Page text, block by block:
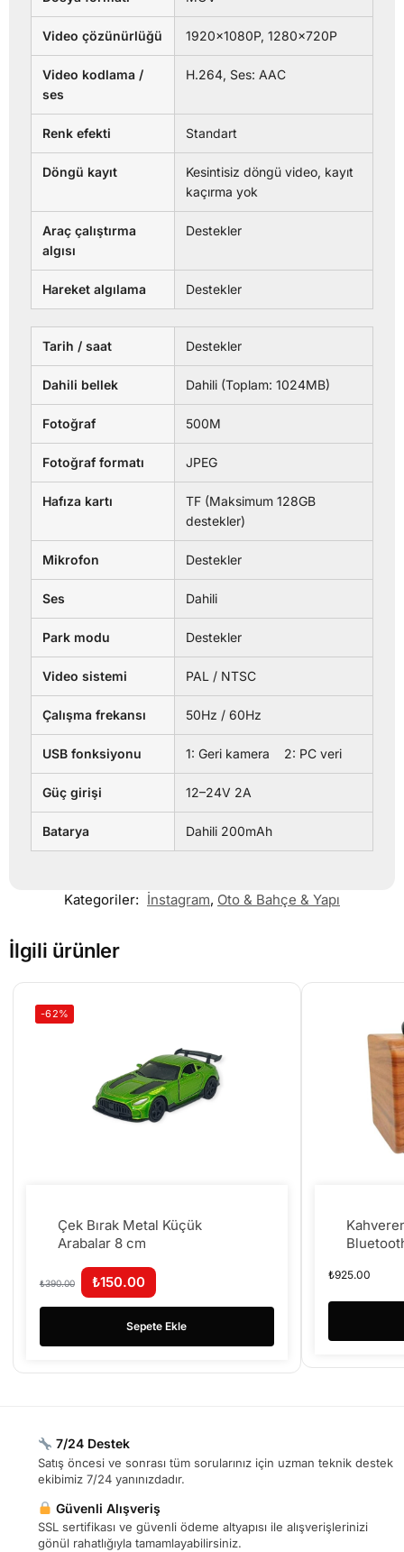
Video çözünürlüğü 1920×1080P, 1280×720P
Video kodlama /
ses
H.264, Ses: AAC
Renk efekti Standart
Döngü kayıt
Kesintisiz döngü video, kayıt
kaçırma yok
Araç çalıştırma
algısı
Destekler
Hareket algılama Destekler
Tarih / saat Destekler
Dahili bellek Dahili (Toplam: 1024MB)
Fotoğraf 500M
Fotoğraf formatı JPEG
Hafıza kartı
TF (Maksimum 128GB
destekler)
Mikrofon Destekler
Ses Dahili
Park modu Destekler
Video sistemi PAL / NTSC
Çalışma frekansı 50Hz / 60Hz
USB fonksiyonu 1: Geri kamera 2: PC veri
Güç girişi 12–24V 2A
Batarya Dahili 200mAh
Kategoriler: İnstagram, Oto & Bahçe & Yapı
İlgili ürünler
-62%
Çek Bırak Metal Küçük
Arabalar 8 cm
₺390.00 ₺150.00
Sepete Ekle
₺925.00
7/24 Destek
Satış öncesi ve sonrası tüm sorularınız için uzman teknik destek
ekibimiz 7/24 yanınızdadır.
Güvenli Alışveriş
SSL sertifikası ve güvenli ödeme altyapısı ile alışverişlerinizi
gönül rahatlığıyla tamamlayabilirsiniz.